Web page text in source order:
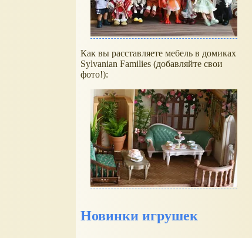
Как вы расставляете мебель в домиках
Sylvanian Families (добавляйте свои
фото!):
Новинки игрушек